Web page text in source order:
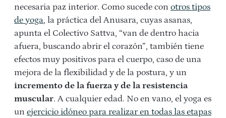
necesaria paz interior. Como sucede con otros tipos
de yoga, la práctica del Anusara, cuyas asanas,
apunta el Colectivo Sattva, “van de dentro hacia
afuera, buscando abrir el corazón”, también tiene
efectos muy positivos para el cuerpo, caso de una
mejora de la flexibilidad y de la postura, y un
incremento de la fuerza y de la resistencia
muscular. A cualquier edad. No en vano, el yoga es
un ejercicio idóneo para realizar en todas las etapas